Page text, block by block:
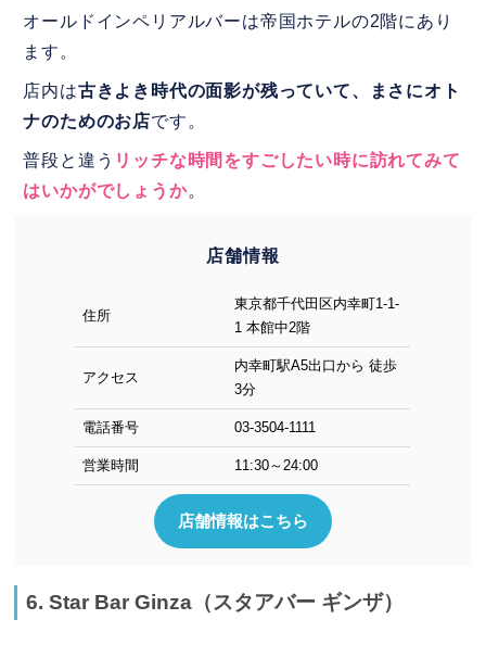
オールドインペリアルバーは帝国ホテルの2階にあり
ます。
店内は古きよき時代の面影が残っていて、まさにオト
ナのためのお店です。
普段と違う リッチな時間をすごしたい時に訪れてみて
はいかがでしょうか。
店舗情報
住所
東京都千代田区内幸町1-1-
1 本館中2階
アクセス
内幸町駅A5出口から 徒歩
3分
電話番号 03-3504-1111
営業時間 11:30～24:00
店舗情報はこちら
6. Star Bar Ginza（スタアバー ギンザ）